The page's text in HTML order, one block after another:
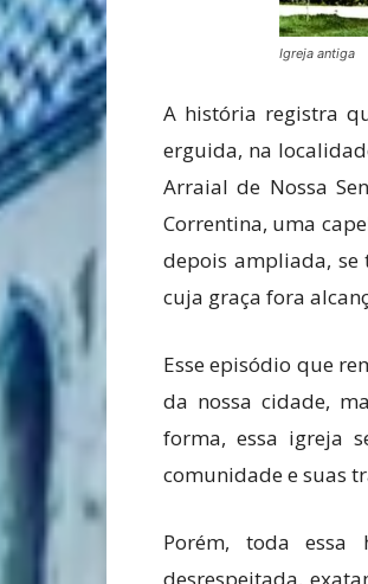
Igreja antiga
A história registra
erguida, na
Arraial de Nossa
Correntina, uma
depois ampliada, se
cuja graça fora
Esse episódio que
da nossa cidade,
forma, essa igreja
comunidade e suas
Porém, toda essa